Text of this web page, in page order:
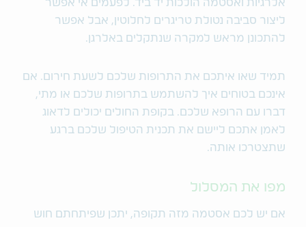
אלרגיות ואסטמה הולכות יד ביד. לפעמים אי אפשר
ליצור סביבה נטולת טריגרים לחלוטין, אבל אפשר
להתכונן מראש למקרה שנתקלים באלרגן.
תמיד שאו איתכם את התרופות שלכם לשעת חירום. אם
אינכם בטוחים איך להשתמש בתרופות שלכם או מתי,
דברו עם הרופא שלכם. בקופת החולים יכולים לדאוג
לאמן אתכם ליישם את תכנית הטיפול שלכם ברגע
שתצטרכו אותה.
מפו את המסלול
אם יש לכם אסטמה מזה תקופה, יתכן שפיתחתם חוש